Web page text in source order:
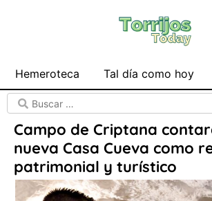
Hemeroteca Tal día como hoy
Campo de Criptana
nueva Casa Cueva como
patrimonial y turístico